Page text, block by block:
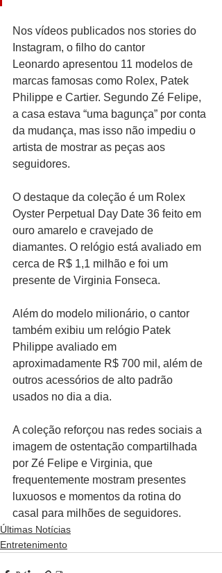
Nos vídeos publicados nos stories do
Instagram, o filho do cantor
Leonardo apresentou 11 modelos de
marcas famosas como Rolex, Patek
Philippe e Cartier. Segundo Zé Felipe,
a casa estava “uma bagunça” por conta
da mudança, mas isso não impediu o
artista de mostrar as peças aos
seguidores.
O destaque da coleção é um Rolex
Oyster Perpetual Day Date 36 feito em
ouro amarelo e cravejado de
diamantes. O relógio está avaliado em
cerca de R$ 1,1 milhão e foi um
presente de Virginia Fonseca.
Além do modelo milionário, o cantor
também exibiu um relógio Patek
Philippe avaliado em
aproximadamente R$ 700 mil, além de
outros acessórios de alto padrão
usados no dia a dia.
A coleção reforçou nas redes sociais a
imagem de ostentação compartilhada
por Zé Felipe e Virginia, que
frequentemente mostram presentes
luxuosos e momentos da rotina do
casal para milhões de seguidores.
Últimas Notícias
Entretenimento